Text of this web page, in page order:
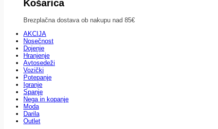
Košarica
Brezplačna dostava ob nakupu nad 85€
AKCIJA
Nosečnost
Dojenje
Hranjenje
Avtosedeži
Vozički
Potepanje
Igranje
Spanje
Nega in kopanje
Moda
Darila
Outlet